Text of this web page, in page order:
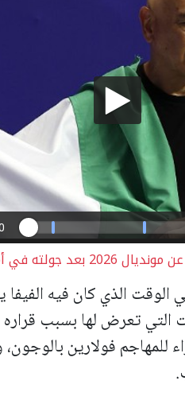
في أمريكا
الذي كان فيه الفيفا
التي تعرض لها بسبب
للمهاجم فولارين